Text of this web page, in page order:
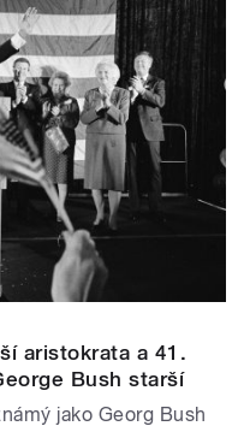
aristokrata a 41.
Bush starší
jako Georg Bush